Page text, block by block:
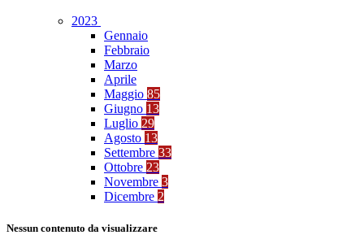
2023
Gennaio
Febbraio
Marzo
Aprile
Maggio 85
Giugno 13
Luglio 29
Agosto 13
Settembre 33
Ottobre 23
Novembre 3
Dicembre 2
Nessun contenuto da visualizzare